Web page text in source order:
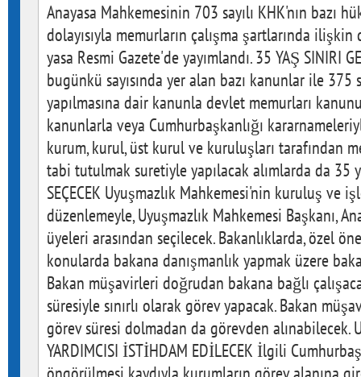
Anayasa Mahkemesinin 703 sayılı KHK'nın bazı
dolayısıyla memurların çalışma şartlarında
yasa Resmi Gazete'de yayımlandı. 35 YAŞ SINIRI
bugünkü sayısında yer alan bazı kanunlar ile 375
yapılmasına dair kanunla devlet memurları
kanunlarla veya Cumhurbaşkanlığı
kurum, kurul, üst kurul ve kuruluşları tarafından
tabi tutulmak suretiyle yapılacak alımlarda da 35
SEÇECEK Uyuşmazlık Mahkemesi'nin kuruluş ve
düzenlemeyle, Uyuşmazlık Mahkemesi Başkanı,
üyeleri arasından seçilecek. Bakanlıklarda, özel
konularda bakana danışmanlık yapmak üzere
Bakan müşavirleri doğrudan bakana bağlı
süresiyle sınırlı olarak görev yapacak. Bakan
görev süresi dolmadan da görevden alınabilecek.
YARDIMCISI İSTİHDAM EDİLECEK İlgili